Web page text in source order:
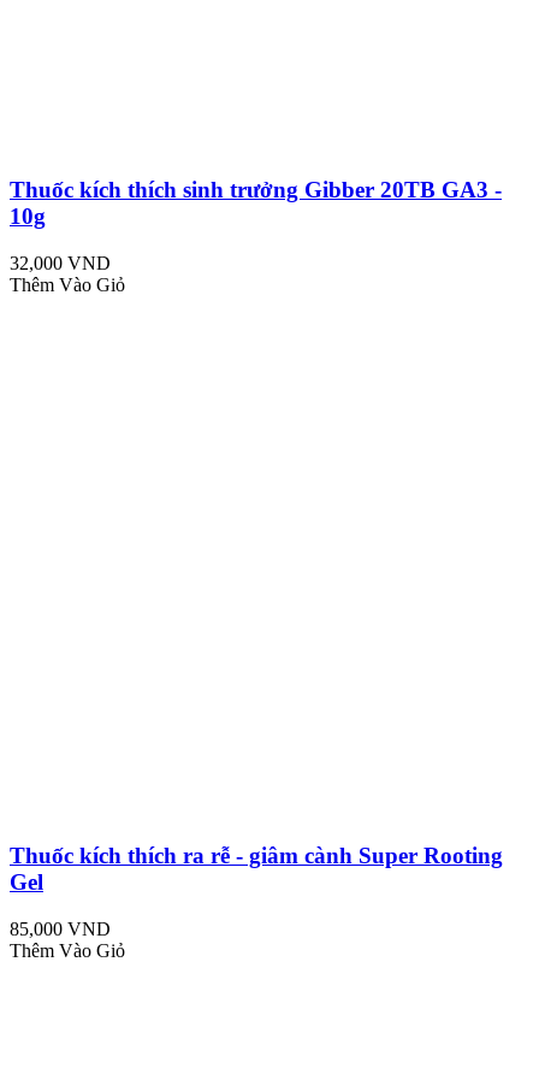
Thuốc kích thích sinh trưởng Gibber 20TB GA3 -
10g
32,000 VND
Thêm Vào Giỏ
Thuốc kích thích ra rễ - giâm cành Super Rooting
Gel
85,000 VND
Thêm Vào Giỏ